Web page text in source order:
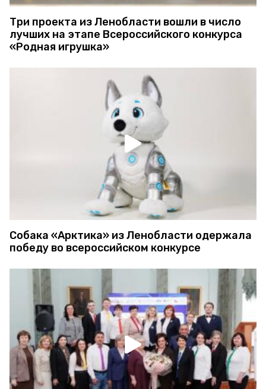
Три проекта из Ленобласти вошли в число
лучших на этапе Всероссийского конкурса
«Родная игрушка»
Собака «Арктика» из Ленобласти одержала
победу во всероссийском конкурсе